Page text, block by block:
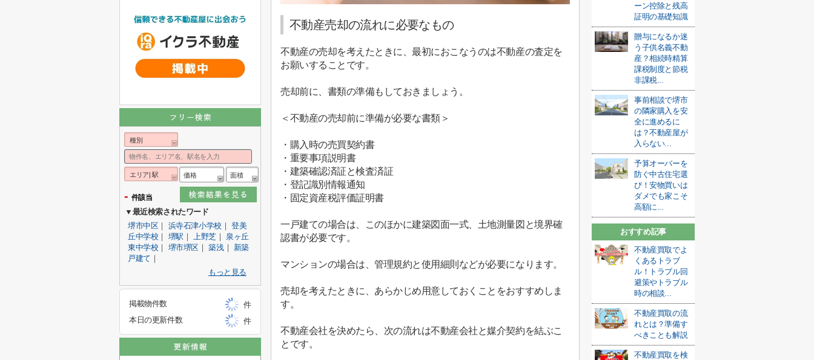
不動産売却の流れに必要なもの
不動産の売却を考えたときに、最初におこなうのは不動産の査定を
お願いすることです。
売却前に、書類の準備もしておきましょう。
＜不動産の売却前に準備が必要な書類＞
・購入時の売買契約書
・重要事項説明書
・建築確認済証と検査済証
・登記識別情報通知
・固定資産税評価証明書
一戸建ての場合は、このほかに建築図面一式、土地測量図と境界確
認書が必要です。
マンションの場合は、管理規約と使用細則などが必要になります。
売却を考えたときに、あらかじめ用意しておくことをおすすめしま
す。
不動産会社を決めたら、次の流れは不動産会社と媒介契約を結ぶこ
とです。
ーン控除と残高
証明の基礎知識
贈与になるか迷
う子供名義不動
産？相続時精算
課税制度と節税
非課税...
事前相談で堺市
の隣家購入を安
全に進めるに
は？不動産屋が
入らない...
予算オーバーを
防ぐ中古住宅選
び！安物買いは
ダメでも家こそ
高額に...
おすすめ記事
不動産買取でよ
くあるトラブ
ル！トラブル回
避策やトラブル
時の相談...
不動産買取の流
れとは？準備す
べきことも解説
不動産買取を検
種別
エリア| 駅 価格 面積
- 件該当
▼最近検索されたワード
堺市中区｜ 浜寺石津小学校 ｜登美
丘中学校 ｜ 堺駅 ｜ 上野芝｜ 泉ヶ丘
東中学校 ｜ 堺市堺区 ｜築浅｜ 新築
戸建て ｜
もっと見る
掲載物件数
件
本日の更新件数
件